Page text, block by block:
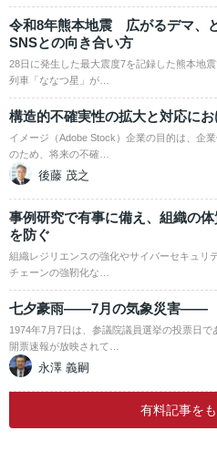
令和8年熊本地震 広がるデマ、
SNSとの向き合い方
28日に発生した最大震度7を記録した熊本地
列車「ななつ星」が…
構造的不確実性の拡大と対応に
イメージ（Adobe Stock）企業の目的は、企
のため、将来の不確…
後藤 茂之
事例研究で有事に備え、組織の
を防ぐ
組織レジリエンスの強化やサイバーセキュリ
チェーンの強靭化な…
七夕豪雨――7月の気象災害――
1974年7月7日は、参議院議員選挙の投票日で
開票速報が放映されて…
永澤 義嗣
有料記事を